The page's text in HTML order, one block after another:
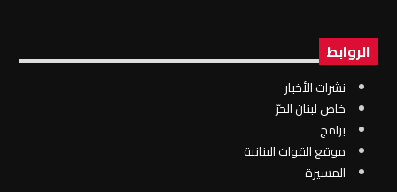
الروابط
نشرات الأخبار
خاص لبنان الحرّ
برامج
موقع القوات البنانية
المسيرة